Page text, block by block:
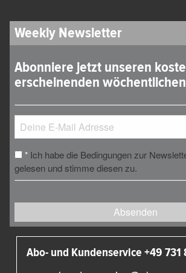
Weekly Newsletter
Abonniere jetzt unseren
erscheinenden
* Ich habe die Bedingungen zur
gelesen und stimme diesen zu.
Absenden
Abo- und Kundenservice +49